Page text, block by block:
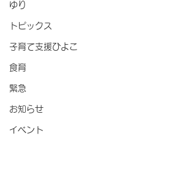
ゆり
トピックス
子育て支援ひよこ
食育
緊急
お知らせ
イベント